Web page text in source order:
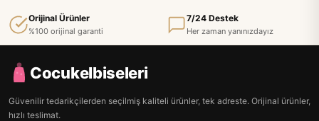
Orijinal Ürünler
%100 orijinal garanti
7/24 Destek
Her zaman yanınızdayız
Cocukelbiseleri
Güvenilir tedarikçilerden seçilmiş kaliteli ürünler, tek adreste. Orijinal ürünler,
hızlı teslimat.